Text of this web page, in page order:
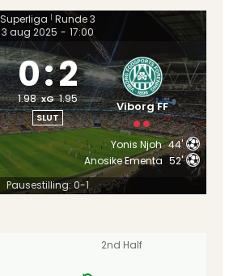
Superliga Runde 3
3 aug 2025 - 17:00
0:2
1.98 xG 1.95
SLUT
Viborg FF
Yonis Njoh 44'
Anosike Ementa 52'
Pausestilling: 0-1
2nd Half